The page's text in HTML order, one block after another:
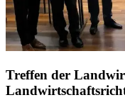
Treffen der